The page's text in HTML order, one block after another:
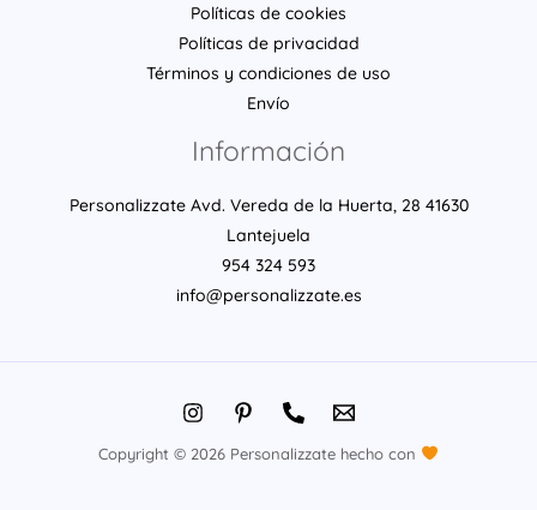
Políticas de cookies
Políticas de privacidad
Términos y condiciones de uso
Envío
Información
Personalizzate Avd. Vereda de la Huerta, 28 41630
Lantejuela
954 324 593
info@personalizzate.es
Copyright © 2026 Personalizzate hecho con